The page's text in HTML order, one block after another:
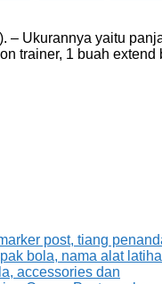
– Ukurannya yaitu
trainer, 1 buah extend